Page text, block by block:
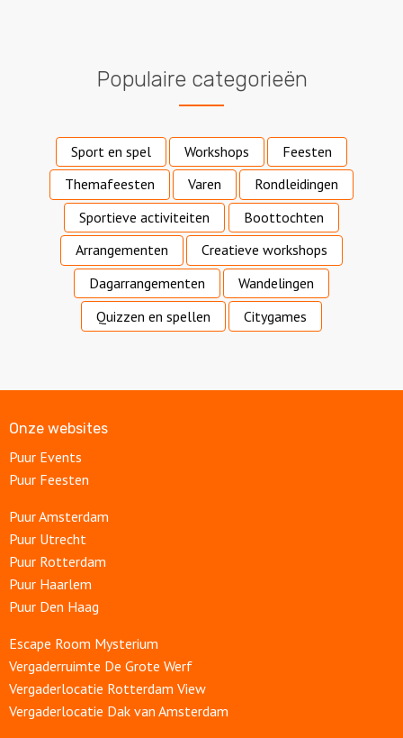
Populaire categorieën
Sport en spel Workshops
Feesten
Themafeesten
Varen
Rondleidingen
Sportieve activiteiten
Boottochten
Arrangementen
Creatieve workshops
Dagarrangementen
Wandelingen
Quizzen en spellen
Citygames
Onze websites
Puur Events
Puur Feesten
Puur Amsterdam
Puur Utrecht
Puur Rotterdam
Puur Haarlem
Puur Den Haag
Escape Room Mysterium
Vergaderruimte De Grote Werf
Vergaderlocatie Rotterdam View
Vergaderlocatie Dak van Amsterdam